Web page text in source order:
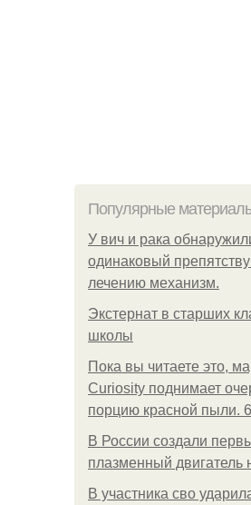
Популярные
У вич и рака
одинаковый
лечению механизм.
Экстернат в старших
школы
Пока вы читаете это,
Curiosity поднимает
порцию красной пыли.
В России создали
плазменный двигатель
В участника сво